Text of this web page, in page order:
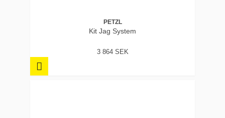
PETZL
Kit Jag System
3 864 SEK